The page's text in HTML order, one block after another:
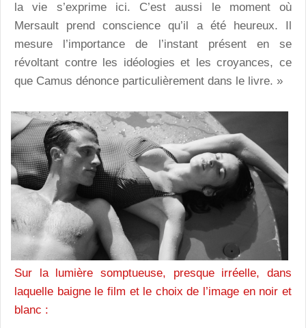
la vie s’exprime ici. C’est aussi le moment où
Mersault prend conscience qu’il a été heureux. Il
mesure l’importance de l’instant présent en se
révoltant contre les idéologies et les croyances, ce
que Camus dénonce particulièrement dans le livre. »
Sur la lumière somptueuse, presque irréelle, dans
laquelle baigne le film et le choix de l’image en noir et
blanc :